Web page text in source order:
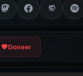
Doneer